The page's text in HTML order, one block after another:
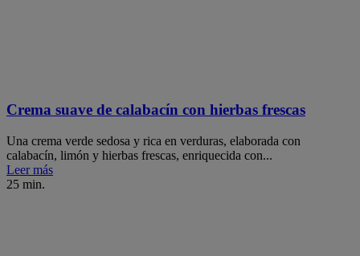
Crema suave de calabacín con hierbas frescas
Una crema verde sedosa y rica en verduras, elaborada con
calabacín, limón y hierbas frescas, enriquecida con...
Leer más
25 min.